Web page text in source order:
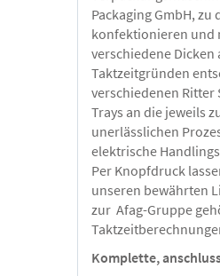
Packaging GmbH,
konfektionieren und
verschiedene
Taktzeitgründen
verschiedenen Ritter
Trays an die jeweils
unerlässlichen
elektrische
Per Knopfdruck
unseren bewährten
zur Afag-Gruppe
Komplette,